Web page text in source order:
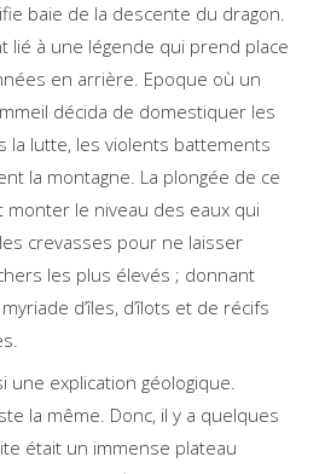
baie de la descente du dragon.
lié à une légende qui prend place
en arrière. Epoque où un
décida de domestiquer les
la lutte, les violents battements
la montagne. La plongée de ce
le niveau des eaux qui
crevasses pour ne laisser
les plus élevés ; donnant
d’îles, d’îlots et de récifs
une explication géologique.
la même. Donc, il y a quelques
était un immense plateau